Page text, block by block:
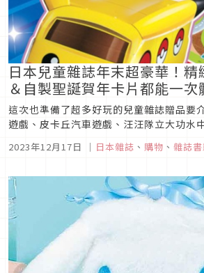
日本兒童雜誌年末超豪華！
＆自製聖誕賀年卡片都能一次
這次也準備了超多好玩的兒童雜誌贈品要
遊戲、皮卡丘汽車遊戲、汪汪隊立大功水
多樣化，肯定能找到小朋友會喜歡的玩具
2023年12月17日 ｜ 日本雜誌 、 購物 、 雜誌